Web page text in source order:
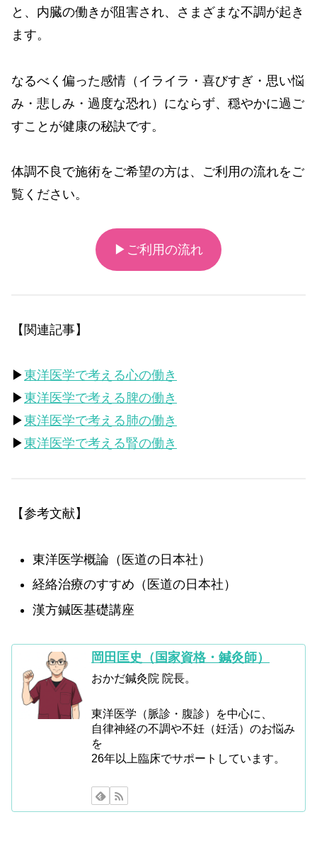
と、内臓の働きが阻害され、さまざまな不調が起き
ます。
なるべく偏った感情（イライラ・喜びすぎ・思い悩
み・悲しみ・過度な恐れ）にならず、穏やかに過ご
すことが健康の秘訣です。
体調不良で施術をご希望の方は、ご利用の流れをご
覧ください。
▶ご利用の流れ
【関連記事】
▶東洋医学で考える心の働き
▶東洋医学で考える脾の働き
▶東洋医学で考える肺の働き
▶東洋医学で考える腎の働き
【参考文献】
東洋医学概論（医道の日本社）
経絡治療のすすめ（医道の日本社）
漢方鍼医基礎講座
岡田匡史（国家資格・鍼灸師）
おかだ鍼灸院 院長。
東洋医学（脈診・腹診）を中心に、
自律神経の不調や不妊（妊活）のお悩み
を
26年以上臨床でサポートしています。